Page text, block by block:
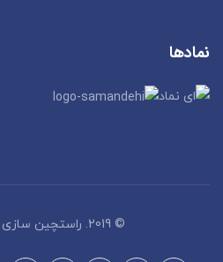
نمادها
© 2019. راستچین سازی توسط